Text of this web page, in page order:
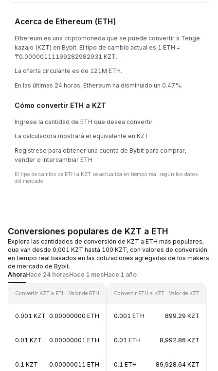
Acerca de Ethereum (ETH)
Ethereum es una criptomoneda que se puede convertir a Tenge
kazajo (KZT) en Bybit. El tipo de cambio actual es 1 ETH =
₸0.00000111199282982931 KZT.
La oferta circulante es de 121M ETH.
En las últimas 24 horas, Ethereum ha disminuido un 0.47%.
Cómo convertir ETH a KZT
Ingrese la cantidad de ETH que desea convertir
La calculadora mostrará el equivalente en KZT
Regístrese para obtener una cuenta de Bybit para comprar,
vender o intercambiar ETH
El tipo de cambio de ETH a KZT se actualiza en tiempo real según los datos
del mercado.
Conversiones populares de KZT a ETH
Explora las cantidades de conversión de KZT a ETH más populares,
que van desde 0,001 KZT hasta 100 KZT, con valores de conversión
en tiempo real basados en las cotizaciones agregadas de los makers
de mercado de Bybit.
AhoraHace 24 horasHace 1 mesHace 1 año
Convertir KZT a ETH Valor de ETH
0.001 KZT 0.00000000 ETH
0.01 KZT 0.00000001 ETH
0.1 KZT 0.00000011 ETH
Convertir ETH a KZT Valor de KZT
0.001 ETH 899.29 KZT
0.01 ETH 8,992.86 KZT
0.1 ETH 89,928.64 KZT